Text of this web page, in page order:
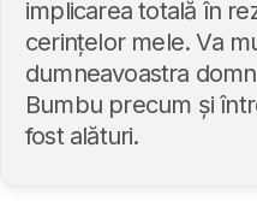
implicarea totală în
cerințelor mele. Va
dumneavoastra
Bumbu precum și
fost alături.